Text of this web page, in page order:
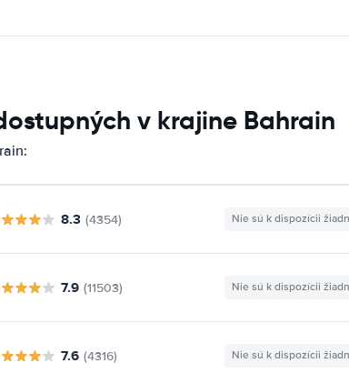
v krajine Bahrain
8.3 (4354) Nie sú k dispozícii
7.9 (11503) Nie sú k dispozícii
7.6 (4316) Nie sú k dispozícii